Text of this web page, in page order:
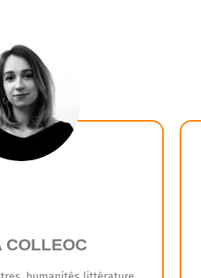
en Langues, Littératures et
et à son expérience du
à l'écoute des hispanistes
perfectionner et il les
au long de leur formation
COLLEOC